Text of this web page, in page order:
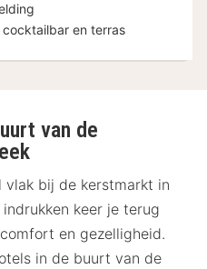
cocktailbar en terras
van de
vlak bij de kerstmarkt in
keer je terug
en gezelligheid.
in de buurt van de